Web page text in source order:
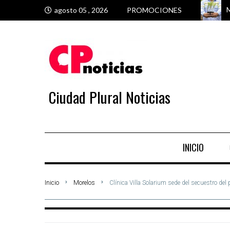
agosto 05 , 2026 PROMOCIONES
Ciudad Plural Noticias
INICIO
Inicio Morelos Clínica Villa Solarium sede del secuestro del